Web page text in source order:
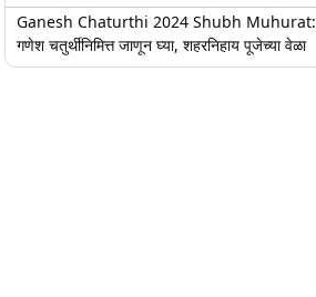
Ganesh Chaturthi 2024 Shubh Muhurat:
गणेश चतुर्थीनिमित्त जाणून घ्या, शहरनिहाय पूजेच्या वेळा